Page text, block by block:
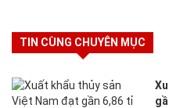
TIN CÙNG CHUYÊN MỤC